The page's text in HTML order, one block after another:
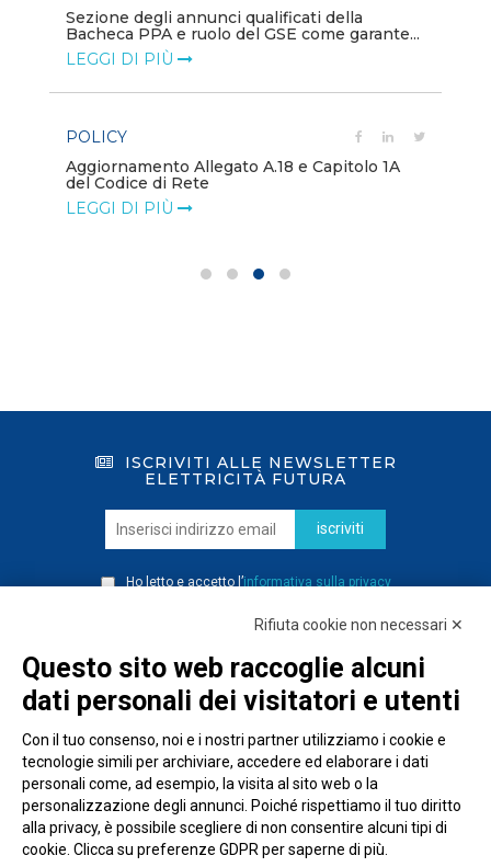
Sezione degli annunci qualificati della
Bacheca PPA e ruolo del GSE come garante...
LEGGI DI PIÙ
POLICY
Aggiornamento Allegato A.18 e Capitolo 1A
del Codice di Rete
LEGGI DI PIÙ
ISCRIVITI ALLE NEWSLETTER
ELETTRICITÀ FUTURA
iscriviti
Ho letto e accetto l’informativa sulla privacy
Rifiuta cookie non necessari ✕
Questo sito web raccoglie alcuni
dati personali dei visitatori e utenti
Con il tuo consenso, noi e i nostri partner utilizziamo i cookie e
tecnologie simili per archiviare, accedere ed elaborare i dati
personali come, ad esempio, la visita al sito web o la
personalizzazione degli annunci. Poiché rispettiamo il tuo diritto
alla privacy, è possibile scegliere di non consentire alcuni tipi di
cookie. Clicca su preferenze GDPR per saperne di più.